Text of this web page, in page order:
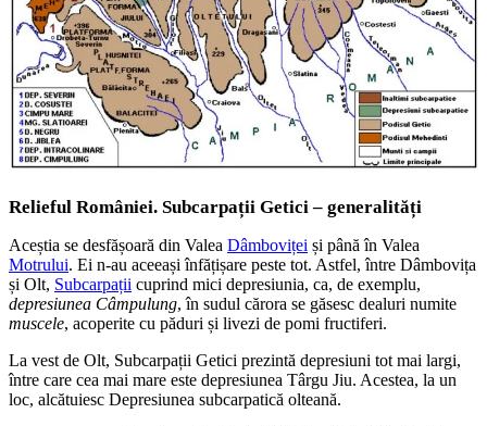
Relieful României. Subcarpații Getici – generalități
Aceștia se desfășoară din Valea Dâmboviței și până în Valea
Motrului. Ei n-au aceeași înfățișare peste tot. Astfel, între Dâmbovița
și Olt, Subcarpații cuprind mici depresiunia, ca, de exemplu,
depresiunea Câmpulung, în sudul cărora se găsesc dealuri numite
muscele, acoperite cu păduri și livezi de pomi fructiferi.
La vest de Olt, Subcarpații Getici prezintă depresiuni tot mai largi,
între care cea mai mare este depresiunea Târgu Jiu. Acestea, la un
loc, alcătuiesc Depresiunea subcarpatică olteană.